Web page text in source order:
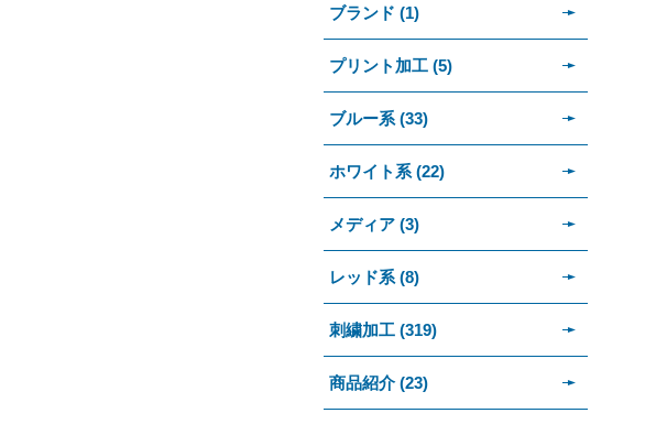
ブランド (1)
プリント加工 (5)
ブルー系 (33)
ホワイト系 (22)
メディア (3)
レッド系 (8)
刺繍加工 (319)
商品紹介 (23)